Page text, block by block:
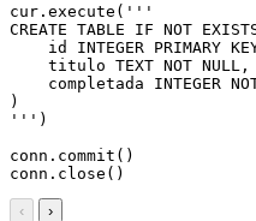
cur.execute('''
CREATE TABLE IF NOT
id INTEGER PRIMARY
    titulo TEXT NOT NULL,
completada INTEGER
)
''')
conn.commit()
conn.close()
‹ ›